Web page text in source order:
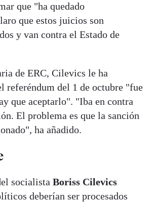
que "ha quedado
que estos juicios son
y van contra el Estado de
de ERC, Cilevics le ha
referéndum del 1 de octubre "fue
que aceptarlo". "Iba en contra
El problema es que la sanción
ha añadido.
socialista Boriss Cilevics
deberían ser procesados